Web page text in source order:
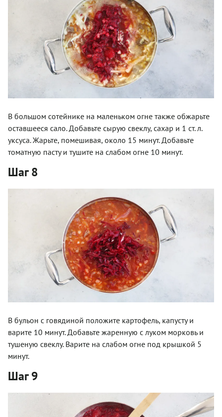
В большом сотейнике на маленьком огне также обжарьте
оставшееся сало. Добавьте сырую свеклу, сахар и 1 ст. л.
уксуса. Жарьте, помешивая, около 15 минут. Добавьте
томатную пасту и тушите на слабом огне 10 минут.
Шаг 8
В бульон с говядиной положите картофель, капусту и
варите 10 минут. Добавьте жаренную с луком морковь и
тушеную свеклу. Варите на слабом огне под крышкой 5
минут.
Шаг 9